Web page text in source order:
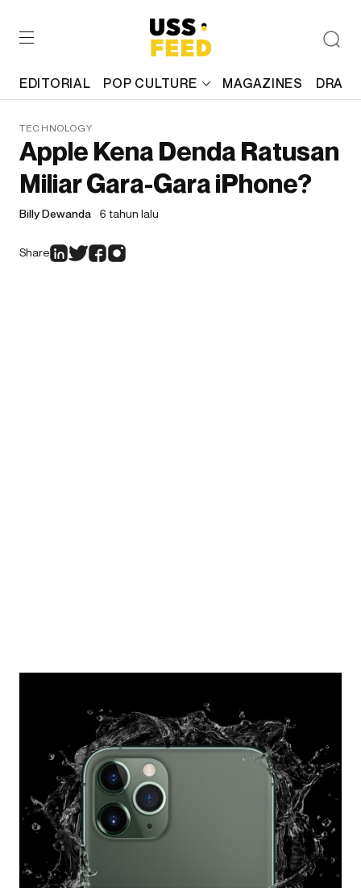
EDITORIAL POP CULTURE MAGAZINES
TECHNOLOGY
Apple Kena Denda Ratusan
Miliar Gara-Gara iPhone?
Billy Dewanda 6 tahun lalu
Share